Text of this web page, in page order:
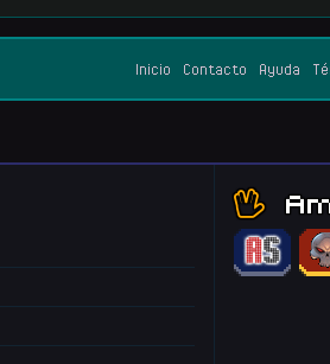
Inicio Contacto Ayuda